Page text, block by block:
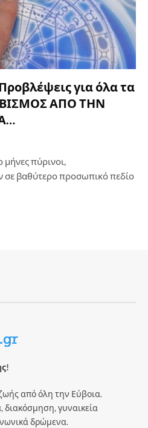
για όλα τα
ΑΠΟ ΤΗΝ
μήνες πύρινοι,
σε βαθύτερο προσωπικό πεδίο
από όλη την Εύβοια.
διακόσμηση, γυναικεία
δρώμενα.